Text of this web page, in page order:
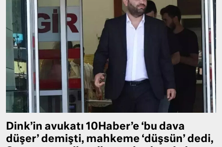
Dink’in avukatı 10Haber’e ‘bu dava
düşer’ demişti, mahkeme ‘düşsün’ dedi,